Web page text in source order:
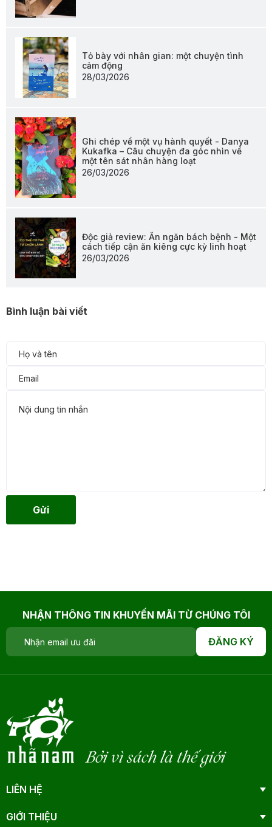
Tỏ bày với nhân gian: một chuyện tình
cảm động
28/03/2026
Ghi chép về một vụ hành quyết - Danya
Kukafka – Câu chuyện đa góc nhìn về
một tên sát nhân hàng loạt
26/03/2026
Độc giả review: Ăn ngăn bách bệnh - Một
cách tiếp cận ăn kiêng cực kỳ linh hoạt
26/03/2026
Bình luận bài viết
Gửi
NHẬN THÔNG TIN KHUYẾN MÃI TỪ CHÚNG TÔI
ĐĂNG KÝ
Bởi vì sách là thế giới
LIÊN HỆ
GIỚI THIỆU